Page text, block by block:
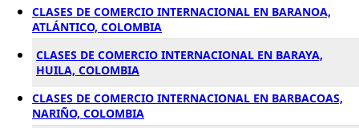
CLASES DE COMERCIO INTERNACIONAL EN BARANOA,
ATLÁNTICO, COLOMBIA
CLASES DE COMERCIO INTERNACIONAL EN BARAYA,
HUILA, COLOMBIA
CLASES DE COMERCIO INTERNACIONAL EN BARBACOAS,
NARIÑO, COLOMBIA